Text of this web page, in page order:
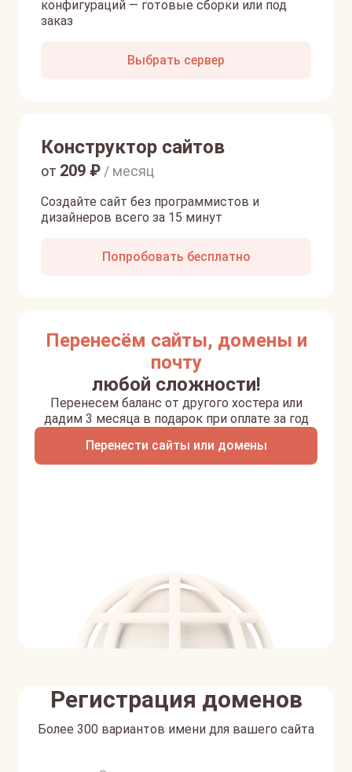
конфигураций — готовые сборки или под
заказ
Выбрать сервер
Конструктор сайтов
Создайте сайт без программистов и
дизайнеров всего за 15 минут
от 209 ₽ / месяц
Попробовать бесплатно
Перенесём сайты, домены и
почту
любой сложности!
Перенести сайты или домены
Перенесем баланс от другого хостера или
дадим 3 месяца в подарок при оплате за год
Регистрация доменов
Более 300 вариантов имени для вашего сайта